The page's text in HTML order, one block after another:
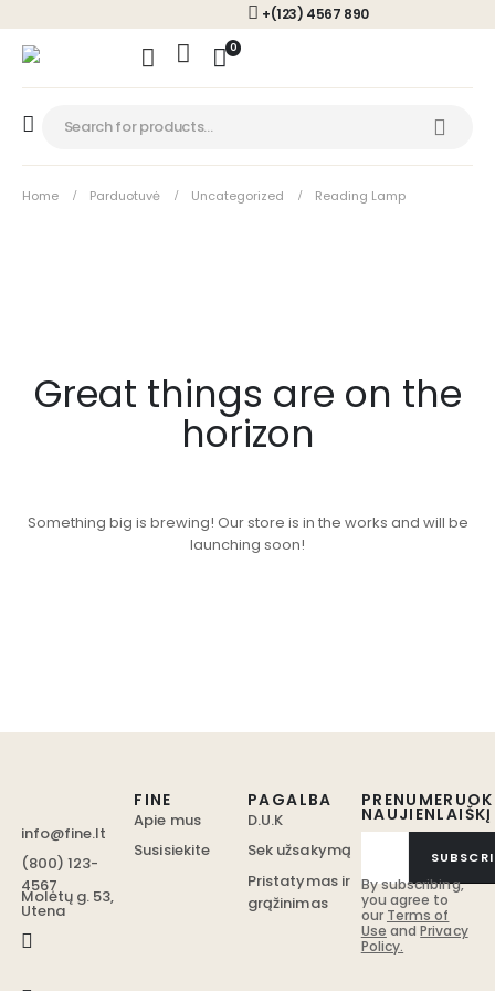
+(123) 4567 890
0
Home Parduotuvė Uncategorized Reading Lamp
Great things are on the
horizon
Something big is brewing! Our store is in the works and will be
launching soon!
info@fine.lt
(800) 123-
4567
Molėtų g. 53,
Utena
PRENUMERUOK
NAUJIENLAIŠKĮ
By subscribing,
you agree to
our Terms of
Use andPrivacy
Policy.
FINE
Apie mus
Susisiekite
PAGALBA
D.U.K
Sek užsakymą
Pristatymas ir
grąžinimas